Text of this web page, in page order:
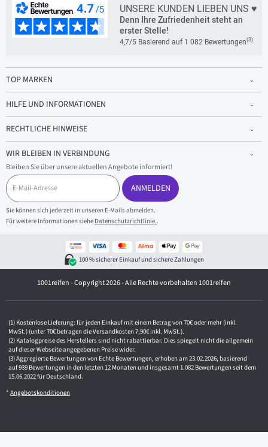
UNSERE KUNDEN LIEBEN UNS ♥
Denn Ihre Zufriedenheit steht an
erster Stelle!
4,7/5 Basierend auf 1 082 Bewertungen(3)
TOP MARKEN
HILFE UND INFORMATIONEN
RECHTLICHE HINWEISE
WIR BLEIBEN IN VERBINDUNG
Bleiben Sie über unsere aktuellen Angebote informiert!
E
-
M
a
i
l
e
ANMELDEN
Sie können sich jederzeit in unseren E-Mails abmelden.
Für weitere Informationen siehe Datenschutzrichtlinie..
100 % sicherer Einkauf und sichere Zahlungen
1001reifen - Copyright 2026 - Alle Rechte vorbehalten 1001reifen
Kostenlose Lieferung: für jeden Einkauf mit einem Betrag von 70€ oder mehr (inkl.
MwSt.) (unter 70€ betragen die Versandkosten 7,90€ inkl. MwSt.).
Katalogpreise des Herstellers sind nicht rabattierbar. Dies spiegelt nicht die allgemein
auf dieser Webseite angegebenen Preise wider.
Aggregierte Bewertungen von Echte Bewertungen, erhoben am 23.02.2026, basierend
auf 939 Bewertungen in den letzten 12 Monaten und insgesamt 1.082 Bewertungen seit dem
15.06.2022 für Deutschland.
* Angebotskonditionen